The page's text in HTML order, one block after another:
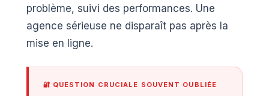
problème, suivi des performances. Une
agence sérieuse ne disparaît pas après la
mise en ligne.
🔐 QUESTION CRUCIALE SOUVENT OUBLIÉE